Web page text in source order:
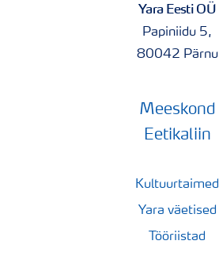
Yara Eesti OÜ
Papiniidu 5,
80042 Pärnu
Meeskond
Eetikaliin
Kultuurtaimed
Yara väetised
Tööriistad